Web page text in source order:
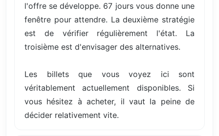
l'offre se développe. 67 jours vous donne une
fenêtre pour attendre. La deuxième stratégie
est de vérifier régulièrement l'état. La
troisième est d'envisager des alternatives.
Les billets que vous voyez ici sont
véritablement actuellement disponibles. Si
vous hésitez à acheter, il vaut la peine de
décider relativement vite.